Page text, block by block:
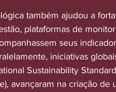
também ajudou a
plataformas de
seus
iniciativas
Sustainability
avançaram na criação